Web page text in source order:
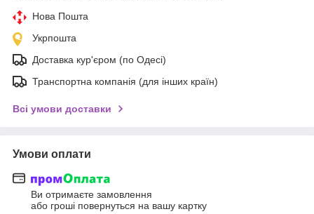
Нова Пошта
Укрпошта
Доставка кур'єром (по Одесі)
Транспортна компанія (для інших країн)
Всі умови доставки
Умови оплати
Ви отримаєте замовлення
або гроші повернуться на вашу картку